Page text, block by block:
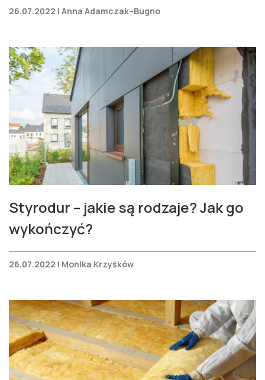
26.07.2022 | Anna Adamczak–Bugno
Styrodur – jakie są rodzaje? Jak go
wykończyć?
26.07.2022 | Monika Krzyśków